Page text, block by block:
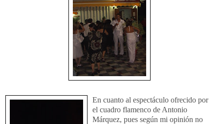
En cuanto al espectáculo ofrecido por
el cuadro flamenco de Antonio
Márquez, pues según mi opinión no